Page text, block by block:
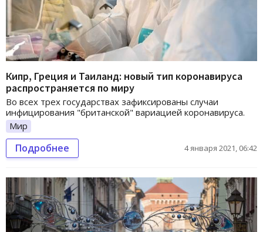
Кипр, Греция и Таиланд: новый тип коронавируса
распространяется по миру
Во всех трех государствах зафиксированы случаи
инфицирования "британской" вариацией коронавируса.
Мир
Подробнее 4 января 2021, 06:42